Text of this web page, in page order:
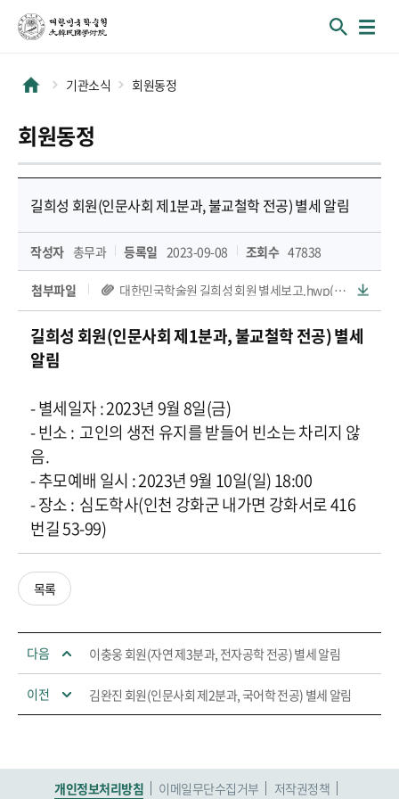
기관소식 회원동정
회원동정
길희성 회원(인문사회 제1분과, 불교철학 전공) 별세 알림
작성자 총무과 등록일 2023-09-08 조회수 47838
첨부파일 대한민국학술원 길희성 회원 별세보고.hwp(99 KB)
길희성 회원(인문사회 제1분과, 불교철학전공) 별세
알림
- 별세일자 : 2023년 9월 8일(금)
- 빈소 : 고인의 생전 유지를 받들어 빈소는 차리지 않
음.
- 추모예배 일시 : 2023년 9월 10일(일) 18:00
- 장소 : 심도학사(인천 강화군 내가면 강화서로 416
번길 53-99)
목록
다음 이충웅 회원(자연 제3분과, 전자공학 전공) 별세 알림
이전 김완진 회원(인문사회 제2분과, 국어학 전공) 별세 알림
개인정보처리방침 이메일무단수집거부 저작권정책